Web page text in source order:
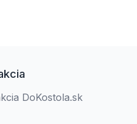
DoKostola.sk